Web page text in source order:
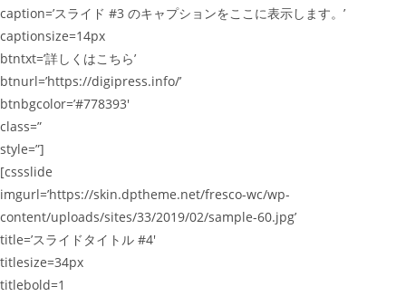
caption=’スライド #3 のキャプションをここに表示します。’
captionsize=14px
btntxt=’詳しくはこちら’
btnurl=’https://digipress.info/’
btnbgcolor=’#778393′
class=”
style=”]
[cssslide
imgurl=’https://skin.dptheme.net/fresco-wc/wp-
content/uploads/sites/33/2019/02/sample-60.jpg’
title=’スライドタイトル #4′
titlesize=34px
titlebold=1